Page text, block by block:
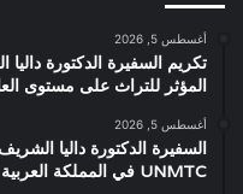
أغسطس 5, 2026
تكريم السفيرة الدكتورة
المؤثر للتراث على مستوى العالم
أغسطس 5, 2026
السفيرة الدكتورة داليا
UNMTC في المملكة العربية السعودية